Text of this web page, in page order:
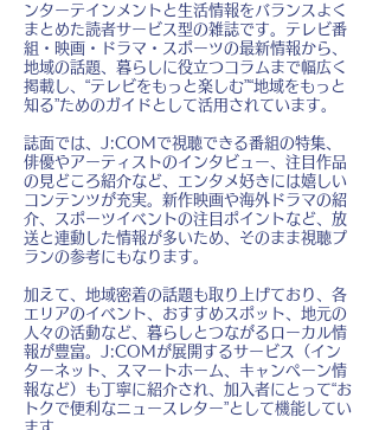
ンターテインメントと生活情報をバランスよく
まとめた読者サービス型の雑誌です。テレビ番
組・映画・ドラマ・スポーツの最新情報から、
地域の話題、暮らしに役立つコラムまで幅広く
掲載し、“テレビをもっと楽しむ”“地域をもっと
知る”ためのガイドとして活用されています。
誌面では、J:COMで視聴できる番組の特集、
俳優やアーティストのインタビュー、注目作品
の見どころ紹介など、エンタメ好きには嬉しい
コンテンツが充実。新作映画や海外ドラマの紹
介、スポーツイベントの注目ポイントなど、放
送と連動した情報が多いため、そのまま視聴プ
ランの参考にもなります。
加えて、地域密着の話題も取り上げており、各
エリアのイベント、おすすめスポット、地元の
人々の活動など、暮らしとつながるローカル情
報が豊富。J:COMが展開するサービス（イン
ターネット、スマートホーム、キャンペーン情
報など）も丁寧に紹介され、加入者にとって“お
トクで便利なニュースレター”として機能してい